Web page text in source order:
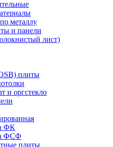
металлу
и панели
лист)
плиты
и оргстекло
ФК
ФСФ
плиты